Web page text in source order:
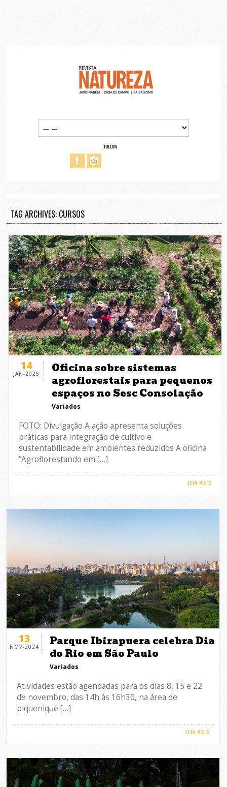
FOLLOW
TAG ARCHIVES: CURSOS
14
JAN-2025
Oficina sobre sistemas
agroflorestais para pequenos
espaços no Sesc Consolação
Variados
FOTO: Divulgação A ação apresenta soluções
práticas para integração de cultivo e
sustentabilidade em ambientes reduzidos A oficina
“Agroflorestando em […]
LEIA MAIS
13
NOV-2024
Parque Ibirapuera celebra Dia
do Rio em São Paulo
Variados
Atividades estão agendadas para os dias 8, 15 e 22
de novembro, das 14h às 16h30, na área de
piquenique […]
LEIA MAIS